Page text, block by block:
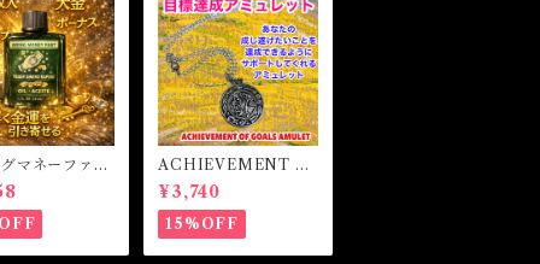
マネーファス
カルオイル・
イル BRING
FAST Magi
ACHIEVEMENT O
F GOALS AMULET
-あなたを目標達成へ
と導くアミュレット-
¥3,740
15%OFF